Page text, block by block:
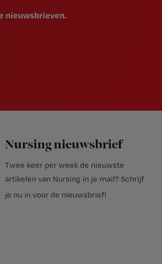
nieuwsbrieven.
Nursing nieuwsbrief
Twee keer per week de nieuwste
artikelen van Nursing in je mail? Schrijf
je nu in voor de nieuwsbrief!